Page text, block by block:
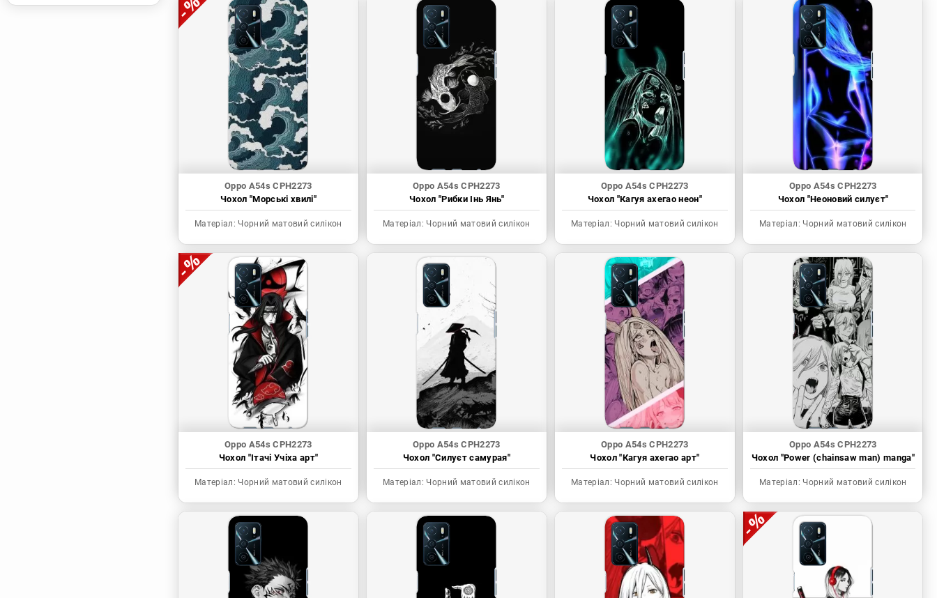
Oppo A54s CPH2273
Чохол "Морські хвилі"
Матеріал: Чорний матовий силікон
Oppo A54s CPH2273
Чохол "Рибки Інь Янь"
Матеріал: Чорний матовий силікон
Oppo A54s CPH2273
Чохол "Кагуя ахегао неон"
Матеріал: Чорний матовий силікон
Oppo A54s CPH2273
Чохол "Неоновий силуєт"
Матеріал: Чорний матовий силікон
Oppo A54s CPH2273
Чохол "Ітачі Учіха арт"
Матеріал: Чорний матовий силікон
Oppo A54s CPH2273
Чохол "Силуєт самурая"
Матеріал: Чорний матовий силікон
Oppo A54s CPH2273
Чохол "Кагуя ахегао арт"
Матеріал: Чорний матовий силікон
Oppo A54s CPH2273
Чохол "Power (chainsaw man) manga"
Матеріал: Чорний матовий силікон
Людина-бензопила